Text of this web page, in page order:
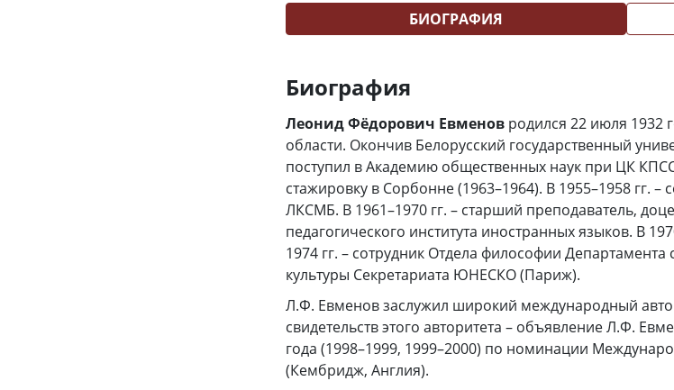
БИОГРАФИЯ
Биография
Леонид Фёдорович Евменов родился 22 июля 1932
области. Окончив Белорусский государственный
поступил в Академию общественных наук при ЦК
стажировку в Сорбонне (1963–1964). В 1955–1958 гг. –
ЛКСМБ. В 1961–1970 гг. – старший преподаватель,
педагогического института иностранных языков. В
1974 гг. – сотрудник Отдела философии
культуры Секретариата ЮНЕСКО (Париж).
Л.Ф. Евменов заслужил широкий международный
свидетельств этого авторитета – объявление Л.Ф.
года (1998–1999, 1999–2000) по номинации
(Кембридж, Англия).